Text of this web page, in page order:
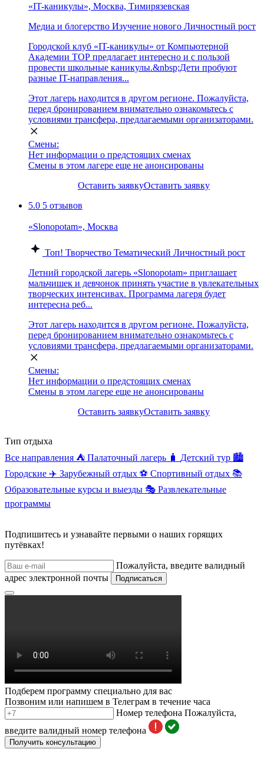
«IT-каникулы», Москва, Тимирязевская
Медиа и блогерство Изучение нового Личностный рост
Городской клуб «IT-каникулы» от Компьютерной
Академии ТОР предлагает интересно и с пользой
провести школьные каникулы.&nbsp;Дети пробуют
разные IT-направления...
Этот лагерь находится в другом регионе. Пожалуйста,
перед бронированием внимательно ознакомьтесь с
условиями трансфера, предлагаемыми организаторами.
Смены:
Нет информации о предстоящих сменах
Смены в этом лагере еще не анонсированы
Оставить заявкуОставить заявку
5.0 5 отзывов
«Slonopotam», Москва
Топ! Творчество Тематический Личностный рост
Летний городской лагерь «Slonopotam» приглашает
мальчишек и девчонок принять участие в увлекательных
творческих интенсивах. Программа лагеря будет
интересна реб...
Этот лагерь находится в другом регионе. Пожалуйста,
перед бронированием внимательно ознакомьтесь с
условиями трансфера, предлагаемыми организаторами.
Смены:
Нет информации о предстоящих сменах
Смены в этом лагере еще не анонсированы
Оставить заявкуОставить заявку
Тип отдыха
Все направления ⛺ Палаточный лагерь 🧳 Детский тур 🏙️
Городские ✈️ Зарубежный отдых ⚽ Спортивный отдых 📚
Образовательные курсы и выезды 🎭 Развлекательные
программы
Подпишитесь и узнавайте первыми о наших горящих
путёвках!
Пожалуйста, введите валидный
адрес электронной почты
Подписаться
Подберем программу специально для вас
Позвоним или напишем в Телеграм в течение часа
Номер телефона Пожалуйста,
введите валидный номер телефона
Получить консультацию